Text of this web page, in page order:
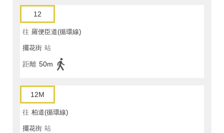
12
往 羅便臣道(循環線)
擺花街 站
距離 50m
12M
往 柏道(循環線)
擺花街 站